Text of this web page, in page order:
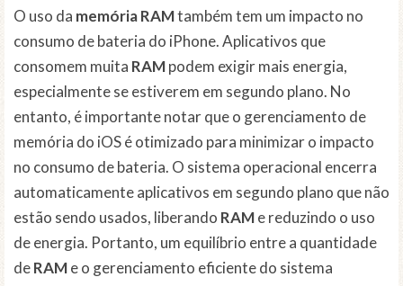
O uso da memória RAMtambém tem um impacto no
consumo de bateria do iPhone. Aplicativos que
consomem muita RAMpodem exigir mais energia,
especialmente se estiverem em segundo plano. No
entanto, é importante notar que o gerenciamento de
memória do iOS é otimizado para minimizar o impacto
no consumo de bateria. O sistema operacional encerra
automaticamente aplicativos em segundo plano que não
estão sendo usados, liberando RAMe reduzindo o uso
de energia. Portanto, um equilíbrio entre a quantidade
deRAMe o gerenciamento eficiente do sistema